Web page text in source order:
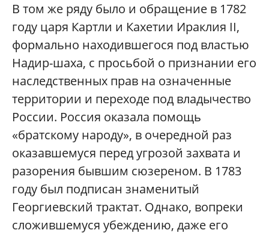
В том же ряду было и обращение в 1782
году царя Картли и Кахетии Ираклия II,
формально находившегося под властью
Надир-шаха, с просьбой о признании его
наследственных прав на означенные
территории и переходе под владычество
России. Россия оказала помощь
«братскому народу», в очередной раз
оказавшемуся перед угрозой захвата и
разорения бывшим сюзереном. В 1783
году был подписан знаменитый
Георгиевский трактат. Однако, вопреки
сложившемуся убеждению, даже его